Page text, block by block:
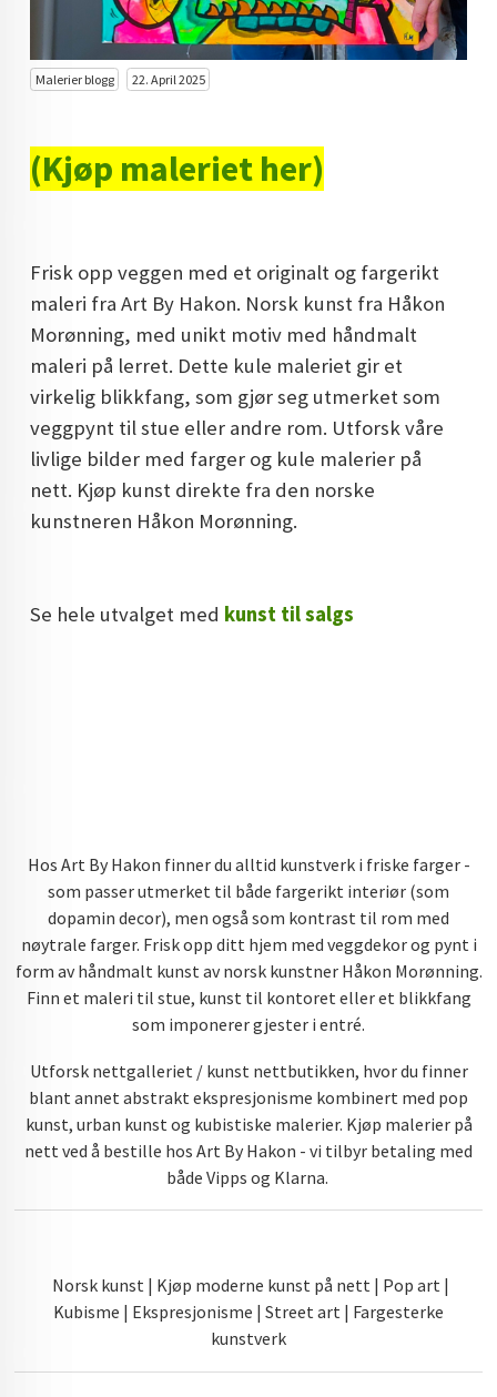
NORSK KUNST
DOPAMIN DECOR NORGE
Malerier blogg 22. April 2025
(Kjøp maleriet her)
Frisk opp veggen med et originalt og fargerikt
maleri fra Art By Hakon. Norsk kunst fra Håkon
Morønning, med unikt motiv med håndmalt
maleri på lerret. Dette kule maleriet gir et
virkelig blikkfang, som gjør seg utmerket som
veggpynt til stue eller andre rom. Utforsk våre
livlige bilder med farger og kule malerier på
nett. Kjøp kunst direkte fra den norske
kunstneren Håkon Morønning.
Se hele utvalget med kunst til salgs
Hos Art By Hakon finner du alltid kunstverk i friske farger -
som passer utmerket til både fargerikt interiør (som
dopamin decor), men også som kontrast til rom med
nøytrale farger. Frisk opp ditt hjem med veggdekor og pynt i
form av håndmalt kunst av norsk kunstner Håkon Morønning.
Finn et maleri til stue, kunst til kontoret eller et blikkfang
som imponerer gjester i entré.
Utforsk nettgalleriet / kunst nettbutikken, hvor du finner
blant annet abstrakt ekspresjonisme kombinert med pop
kunst, urban kunst og kubistiske malerier. Kjøp malerier på
nett ved å bestille hos Art By Hakon - vi tilbyr betaling med
både Vipps og Klarna.
Norsk kunst | Kjøp moderne kunst på nett | Pop art |
Kubisme | Ekspresjonisme | Street art | Fargesterke
kunstverk